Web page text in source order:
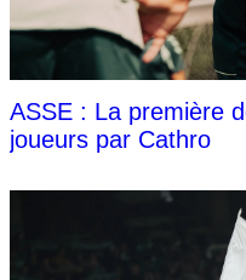
ASSE : La première
joueurs par Cathro